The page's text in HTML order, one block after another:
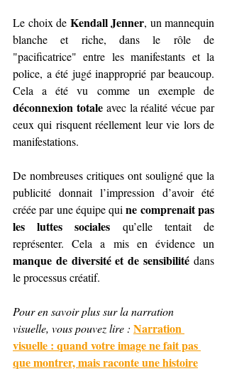
Le choix de Kendall Jenner, un mannequin
blanche et riche, dans le rôle de
"pacificatrice" entre les manifestants et la
police, a été jugé inapproprié par beaucoup.
déconnexion totale avec la réalité vécue par
ceux qui risquent réellement leur vie lors de
manifestations.
De nombreuses critiques ont souligné que la
publicité donnait l’impression d’avoir été
créée par une équipe qui ne comprenait pas
les luttes sociales qu’elle tentait de
manque de diversité et de sensibilité dans
le processus créatif.
Pour en savoir plus sur la narration
visuelle, vous pouvez lire : Narration
visuelle : quand votre image ne fait pas
que montrer, mais raconte une histoire